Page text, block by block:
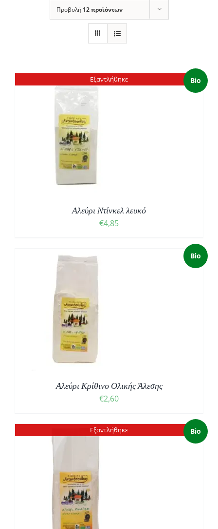
Προβολή 12 προϊόντων
Εξαντλήθηκε Bio
Αλεύρι Ντίνκελ λευκό
€4,85
Bio
Αλεύρι Κρίθινο Ολικής Άλεσης
€2,60
Εξαντλήθηκε Bio